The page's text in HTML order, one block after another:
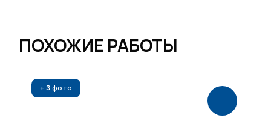
ПОХОЖИЕ РАБОТЫ
+ 3 фото